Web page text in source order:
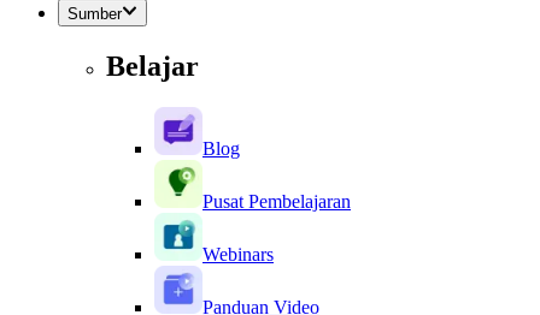
Sumber
Belajar
Blog
Pusat Pembelajaran
Webinars
Panduan Video